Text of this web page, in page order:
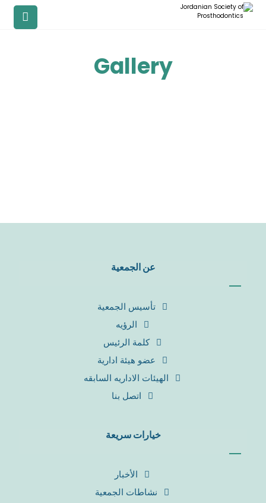
Gallery
عن الجمعية
تأسيس الجمعية
الرؤيه
كلمة الرئيس
عضو هيئة ادارية
الهيئات الاداريه السابقه
اتصل بنا
خيارات سريعة
الأخبار
نشاطات الجمعية